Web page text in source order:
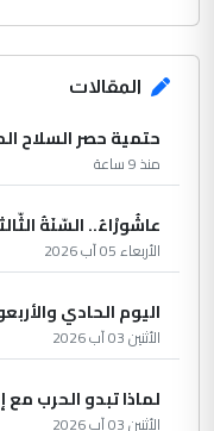
المقالات
حتمية حصر السلاح
منذ 9 ساعة
عاشُورْاءُ.. السّنَةُ
الأربعاء 05 آب 2026
اليوم الحادي
الأثنين 03 آب 2026
لماذا تبدو الحرب
الأثنين 03 آب 2026